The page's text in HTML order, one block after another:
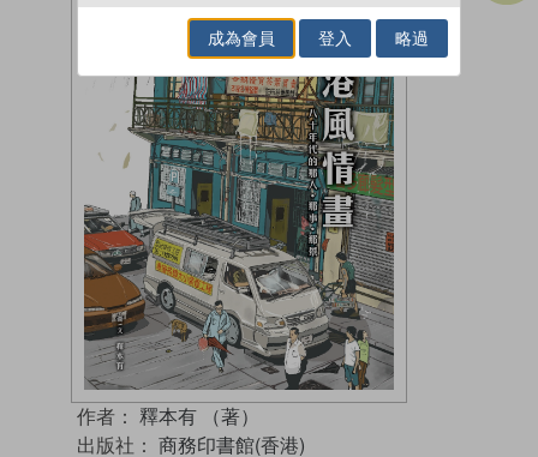
作者： 釋本有 （著）
出版社： 商務印書館(香港)
成為會員 登入 略過